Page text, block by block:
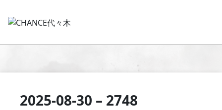
2025-08-30 – 2748